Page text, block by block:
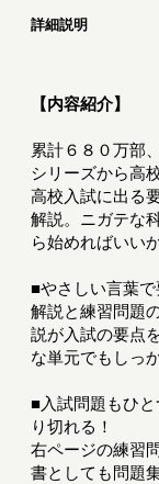
詳細説明
【内容紹介】
累計６８０万部
シリーズから高
高校入試に出る
解説。ニガテな
ら始めればいい
■やさしい言葉
解説と練習問題
説が入試の要点
な単元でもしっ
■入試問題もひ
り切れる！
右ページの練習
書としても問題